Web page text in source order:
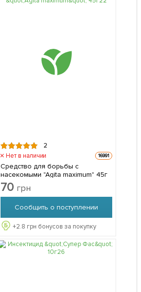
2
Нет в наличии 16991
Средство для борьбы с
насекомыми "Agita maximum" 45г
70 грн
Сообщить о поступлении
+2.8 грн бонусов за покупку